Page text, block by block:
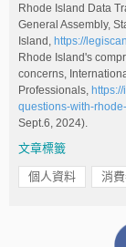
Rhode Island Data
General Assembly,
Island, https://
Rhode Island's
concerns,
Professionals,
questions-with-
Sept.6, 2024).
文章標籤
個人資料 消